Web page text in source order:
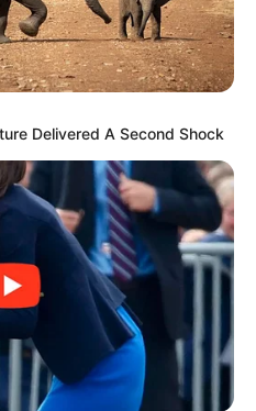
Delivered A Second Shock